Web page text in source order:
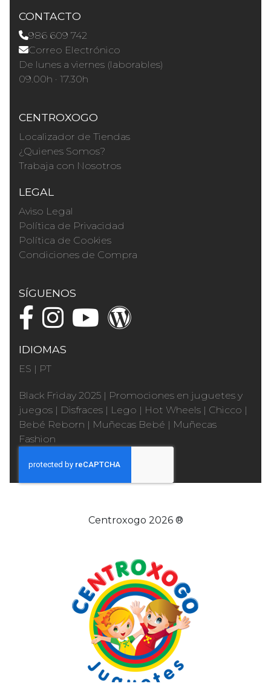
CONTACTO
986 609 742
Correo Electrónico
De lunes a viernes (laborables)
09.00h · 17.30h
CENTROXOGO
Localizador de Tiendas
¿Quienes Somos?
Trabaja con Nosotros
LEGAL
Aviso Legal
Política de Privacidad
Política de Cookies
Condiciones de Compra
SÍGUENOS
IDIOMAS
ES | PT
Black Friday 2025 | Promociones en juguetes y
juegos | Disfraces | Lego | Hot Wheels | Chicco |
Bebé Reborn | Muñecas Bebé | Muñecas
Fashion
Centroxogo 2026 ®